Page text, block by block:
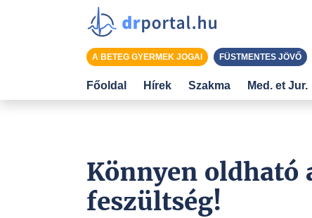
Könnyen
feszültség!
A BETEG GYERMEK JOGAI FÜSTMENTES JÖVŐ
Főoldal Hírek Szakma Med. et Jur.